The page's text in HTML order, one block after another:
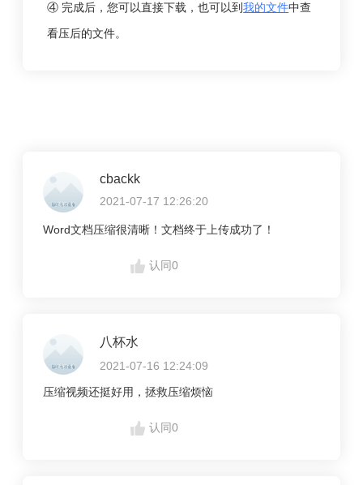
④ 完成后，您可以直接下载，也可以到我的文件中查
看压后的文件。
cbackk
2021-07-17 12:26:20
Word文档压缩很清晰！文档终于上传成功了！
认同0
八杯水
2021-07-16 12:24:09
压缩视频还挺好用，拯救压缩烦恼
认同0